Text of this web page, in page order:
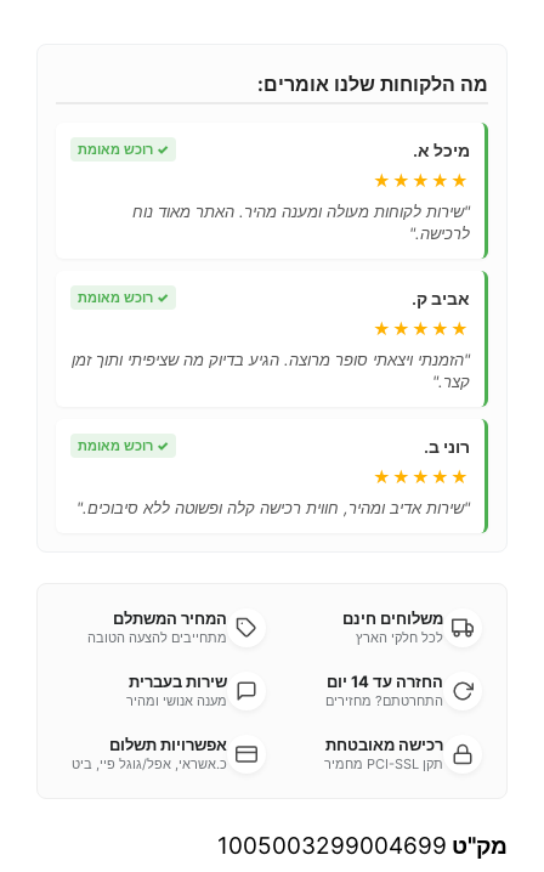
מה הלקוחות שלנו אומרים:
מיכל א. ✓ רוכש מאומת
★★★★★
"שירות לקוחות מעולה ומענה מהיר. האתר מאוד נוח
לרכישה."
אביב ק. ✓ רוכש מאומת
★★★★★
"הזמנתי ויצאתי סופר מרוצה. הגיע בדיוק מה שציפיתי ותוך זמן
קצר."
רוני ב. ✓ רוכש מאומת
★★★★★
"שירות אדיב ומהיר, חווית רכישה קלה ופשוטה ללא סיבוכים."
משלוחים חינם
לכל חלקי הארץ
המחיר המשתלם
מתחייבים להצעה הטובה
החזרה עד 14 יום
התחרטתם? מחזירים
שירות בעברית
מענה אנושי ומהיר
רכישה מאובטחת
תקן PCI-SSL מחמיר
אפשרויות תשלום
כ.אשראי, אפל/גוגל פיי, ביט
מק"ט 1005003299004699